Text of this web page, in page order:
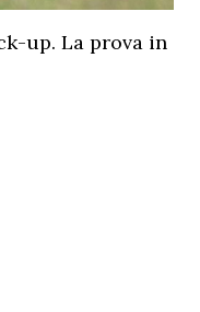
up. La prova in